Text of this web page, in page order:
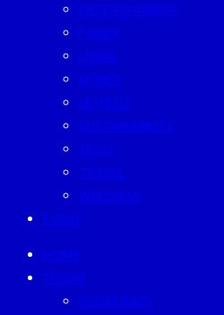
ENTERTAINMENT
FAMILY
LIVING
MONEY
MUTELU
SUSTAINABILITY
TECH
TRAVEL
WELLNESS
EVENT
HOME
TODAY
ECONOMICS